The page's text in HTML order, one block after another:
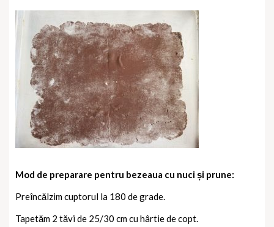
Mod de preparare pentru bezeaua cu nuci și prune:
Preîncălzim cuptorul la 180 de grade.
Tapetăm 2 tăvi de 25/30 cm cu hârtie de copt.